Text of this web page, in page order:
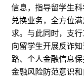
信息，指导留学生
兑换业务，全方位
求。与此同时，支
向留学生开展反诈
路、个人金融信息
金融风险防范意识和